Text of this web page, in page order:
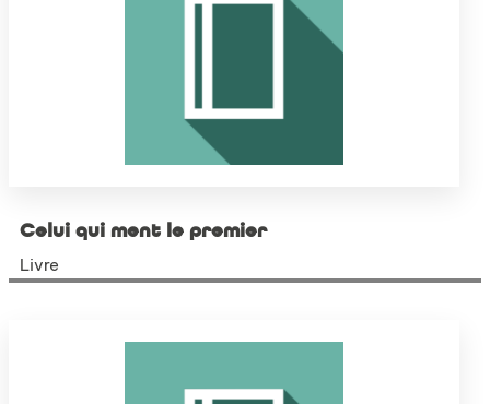
Celui qui ment le premier
Livre